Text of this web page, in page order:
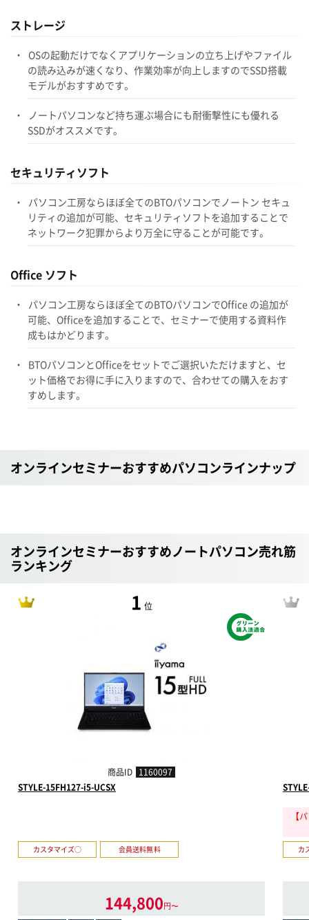
ストレージ
OSの起動だけでなくアプリケーションの立ち上げやファイル
の読み込みが速くなり、作業効率が向上しますのでSSD搭載
モデルがおすすめです。
ノートパソコンなど持ち運ぶ場合にも耐衝撃性にも優れる
SSDがオススメです。
セキュリティソフト
パソコン工房ならほぼ全てのBTOパソコンでノートン セキュ
リティの追加が可能、セキュリティソフトを追加することで
ネットワーク犯罪からより万全に守ることが可能です。
Office ソフト
パソコン工房ならほぼ全てのBTOパソコンでOffice の追加が
可能、Officeを追加することで、セミナーで使用する資料作
成もはかどります。
BTOパソコンとOfficeをセットでご選択いただけますと、セ
ット価格でお得に手に入りますので、合わせての購入をおす
すめします。
オンラインセミナーおすすめパソコンラインナップ
オンラインセミナーおすすめノートパソコン売れ筋
ランキング
1 位
商品ID 1160097
STYLE-15FH127-i5-UCSX
カスタマイズ○ 会員送料無料
144,800円〜
【
カ